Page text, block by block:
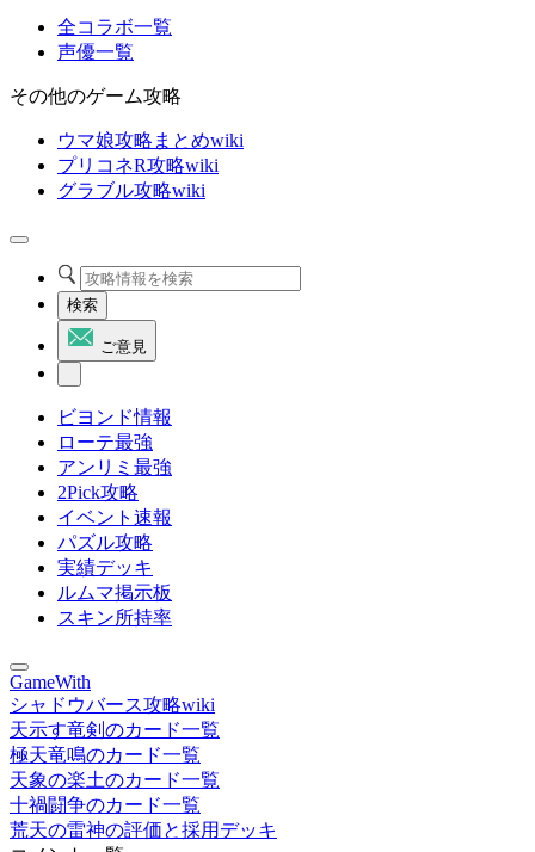
全コラボ一覧
声優一覧
その他のゲーム攻略
ウマ娘攻略まとめwiki
プリコネR攻略wiki
グラブル攻略wiki
検索
ご意見
ビヨンド情報
ローテ最強
アンリミ最強
2Pick攻略
イベント速報
パズル攻略
実績デッキ
ルムマ掲示板
スキン所持率
GameWith
シャドウバース攻略wiki
天示す竜剣のカード一覧
極天竜鳴のカード一覧
天象の楽土のカード一覧
十禍闘争のカード一覧
荒天の雷神の評価と採用デッキ